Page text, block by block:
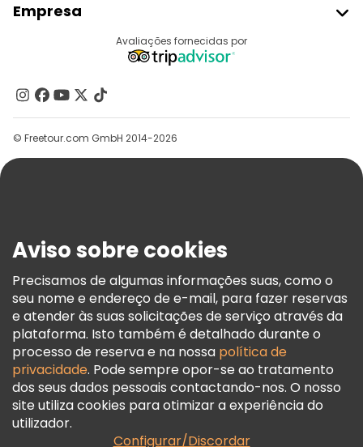
Registo Do Fornecedor
Programa De Afiliados
Empresa
Contacte-Nos
Grupos
Ajuda
Termos E Informações Legais
Política De Cookies
Freetour Prémios
Programa De Fidelidade
Avaliações fornecidas por
© Freetour.com GmbH 2014-2026
Aviso sobre cookies
Precisamos de algumas informações suas, como o
seu nome e endereço de e-mail, para fazer reservas
e atender às suas solicitações de serviço através da
plataforma. Isto também é detalhado durante o
processo de reserva e na nossa política de
privacidade. Pode sempre opor-se ao tratamento
dos seus dados pessoais contactando-nos. O nosso
site utiliza cookies para otimizar a experiência do
utilizador.
Configurar/Discordar